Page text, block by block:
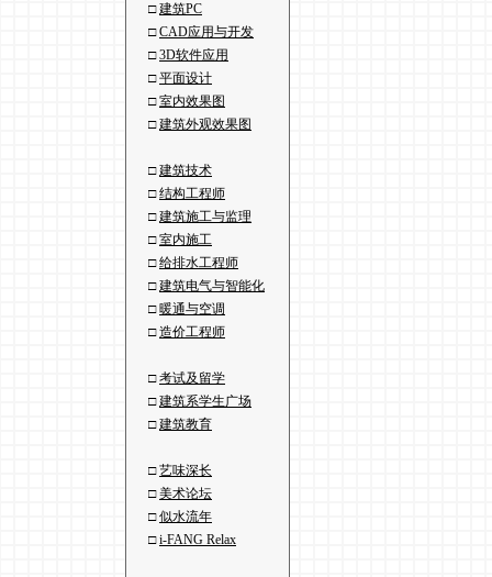
□建筑PC
□CAD应用与开发
□3D软件应用
□平面设计
□室内效果图
□建筑外观效果图
□建筑技术
□结构工程师
□建筑施工与监理
□室内施工
□给排水工程师
□建筑电气与智能化
□暖通与空调
□造价工程师
□考试及留学
□建筑系学生广场
□建筑教育
□艺味深长
□美术论坛
□似水流年
□i-FANG Relax